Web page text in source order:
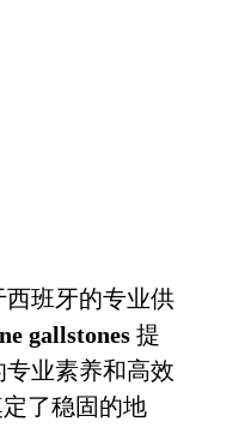
班牙的专业供
gallstones 提
业素养和高效
了稳固的地